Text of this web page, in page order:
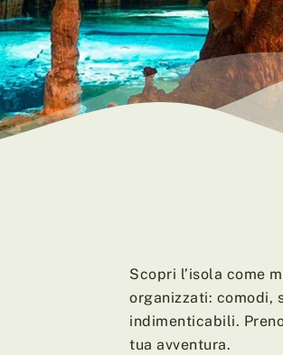
Scopri l’isola come
organizzati: comodi,
indimenticabili.
tua avventura.